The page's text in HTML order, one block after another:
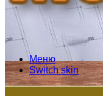
Меню
Switch skin